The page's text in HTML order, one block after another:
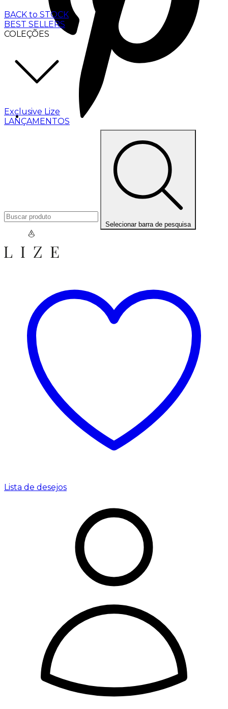
BACK to STOCK
BEST SELLERS
COLEÇÕES
Exclusive Lize
LANÇAMENTOS
Selecionar barra de pesquisa
Lista de desejos